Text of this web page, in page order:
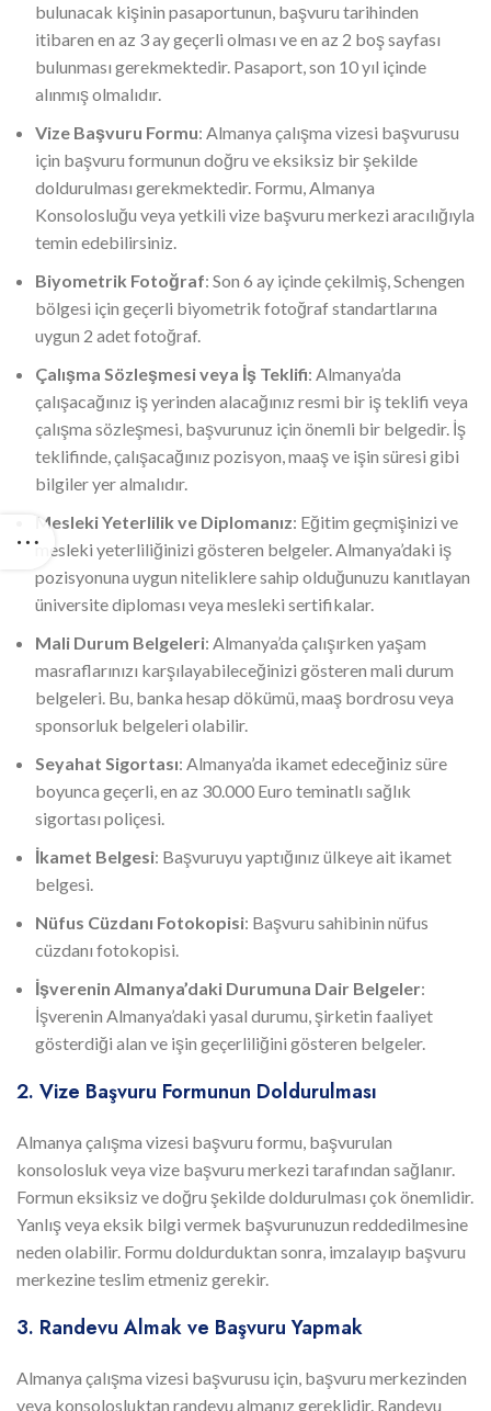
bulunacak kişinin pasaportunun, başvuru tarihinden
itibaren en az 3 ay geçerli olması ve en az 2 boş sayfası
bulunması gerekmektedir. Pasaport, son 10 yıl içinde
alınmış olmalıdır.
Vize Başvuru Formu: Almanya çalışma vizesi başvurusu
için başvuru formunun doğru ve eksiksiz bir şekilde
doldurulması gerekmektedir. Formu, Almanya
Konsolosluğu veya yetkili vize başvuru merkezi aracılığıyla
temin edebilirsiniz.
Biyometrik Fotoğraf: Son 6 ay içinde çekilmiş, Schengen
bölgesi için geçerli biyometrik fotoğraf standartlarına
uygun 2 adet fotoğraf.
Çalışma Sözleşmesi veya İş Teklifi: Almanya’da
çalışacağınız iş yerinden alacağınız resmi bir iş teklifi veya
çalışma sözleşmesi, başvurunuz için önemli bir belgedir. İş
teklifinde, çalışacağınız pozisyon, maaş ve işin süresi gibi
bilgiler yer almalıdır.
Mesleki Yeterlilik ve Diplomanız: Eğitim geçmişinizi ve
mesleki yeterliliğinizi gösteren belgeler. Almanya’daki iş
pozisyonuna uygun niteliklere sahip olduğunuzu kanıtlayan
üniversite diploması veya mesleki sertifikalar.
Mali Durum Belgeleri: Almanya’da çalışırken yaşam
masraflarınızı karşılayabileceğinizi gösteren mali durum
belgeleri. Bu, banka hesap dökümü, maaş bordrosu veya
sponsorluk belgeleri olabilir.
Seyahat Sigortası: Almanya’da ikamet edeceğiniz süre
boyunca geçerli, en az 30.000 Euro teminatlı sağlık
sigortası poliçesi.
İkamet Belgesi: Başvuruyu yaptığınız ülkeye ait ikamet
belgesi.
Nüfus Cüzdanı Fotokopisi: Başvuru sahibinin nüfus
cüzdanı fotokopisi.
İşverenin Almanya’daki Durumuna Dair Belgeler:
İşverenin Almanya’daki yasal durumu, şirketin faaliyet
gösterdiği alan ve işin geçerliliğini gösteren belgeler.
2. Vize Başvuru Formunun Doldurulması
Almanya çalışma vizesi başvuru formu, başvurulan
konsolosluk veya vize başvuru merkezi tarafından sağlanır.
Formun eksiksiz ve doğru şekilde doldurulması çok önemlidir.
Yanlış veya eksik bilgi vermek başvurunuzun reddedilmesine
neden olabilir. Formu doldurduktan sonra, imzalayıp başvuru
merkezine teslim etmeniz gerekir.
3. Randevu Almak ve Başvuru Yapmak
Almanya çalışma vizesi başvurusu için, başvuru merkezinden
veya konsolosluktan randevu almanız gereklidir. Randevu